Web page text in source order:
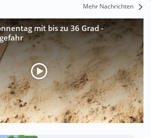
Mehr Nachrichten
mit bis zu 36 Grad -